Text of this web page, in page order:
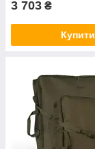
3 703 ₴
Купити